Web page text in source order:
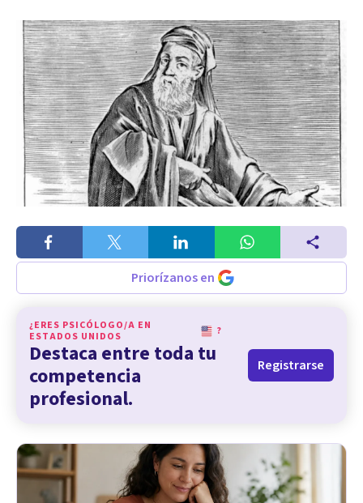
Priorízanos en
¿ERES PSICÓLOGO/A EN
ESTADOS UNIDOS
?
Destaca entre toda tu
competencia
profesional.
Registrarse